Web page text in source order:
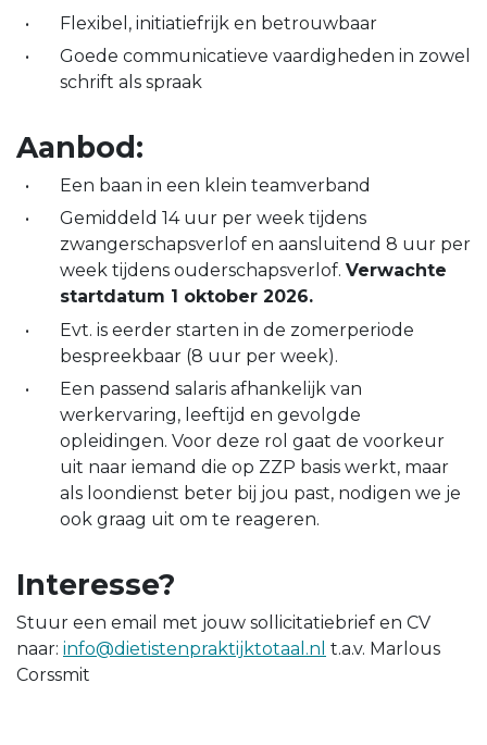
Flexibel, initiatiefrijk en betrouwbaar
Goede communicatieve vaardigheden in zowel
schrift als spraak
Aanbod:
Een baan in een klein teamverband
Gemiddeld 14 uur per week tijdens
zwangerschapsverlof en aansluitend 8 uur per
week tijdens ouderschapsverlof. Verwachte
startdatum 1 oktober 2026.
Evt. is eerder starten in de zomerperiode
bespreekbaar (8 uur per week).
Een passend salaris afhankelijk van
werkervaring, leeftijd en gevolgde
opleidingen. Voor deze rol gaat de voorkeur
uit naar iemand die op ZZP basis werkt, maar
als loondienst beter bij jou past, nodigen we je
ook graag uit om te reageren.
Interesse?
Stuur een email met jouw sollicitatiebrief en CV
naar: info@dietistenpraktijktotaal.nl t.a.v. Marlous
Corssmit